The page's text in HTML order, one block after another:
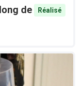
de
Réalisé